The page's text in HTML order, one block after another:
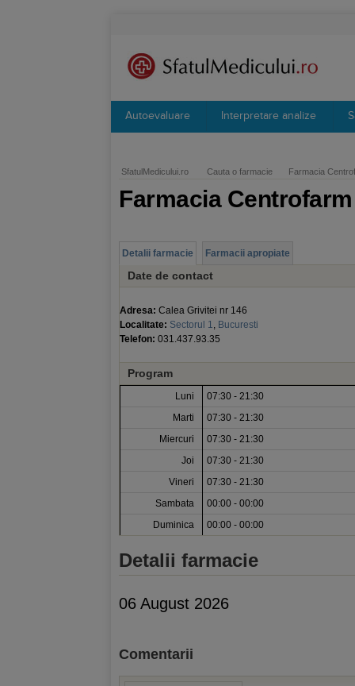
Autoevaluare Interpretare analize
SfatulMedicului.ro Cauta o farmacie Farmacia
Farmacia
Detalii farmacie Farmacii apropiate
Date de contact
Adresa: Calea Grivitei nr 146
Localitate: Sectorul 1, Bucuresti
Telefon: 031.437.93.35
Program
Luni
07:30 - 21:30
Marti
07:30 - 21:30
Miercuri
07:30 - 21:30
Joi
07:30 - 21:30
Vineri
07:30 - 21:30
Sambata
00:00 - 00:00
Duminica
00:00 - 00:00
Detalii farmacie
06 August 2026
Comentarii